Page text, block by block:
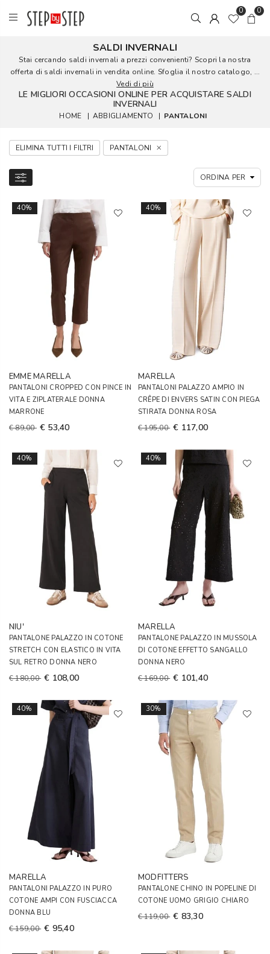
0 0
SALDI INVERNALI
Stai cercando saldi invernali a prezzi convenienti? Scopri la nostra
offerta di saldi invernali in vendita online. Sfoglia il nostro catalogo, ...
Vedi di più
LE MIGLIORI OCCASIONI ONLINE PER ACQUISTARE SALDI
INVERNALI
HOME | ABBIGLIAMENTO | PANTALONI
ELIMINA TUTTI I FILTRI PANTALONI
40%
EMME MARELLA
PANTALONI CROPPED CON PINCE IN
VITA E ZIPLATERALE DONNA
MARRONE
€ 89,00 € 53,40
40%
MARELLA
PANTALONI PALAZZO AMPIO IN
CRÊPE DI ENVERS SATIN CON PIEGA
STIRATA DONNA ROSA
€ 195,00 € 117,00
40%
NIU'
PANTALONE PALAZZO IN COTONE
STRETCH CON ELASTICO IN VITA
SUL RETRO DONNA NERO
€ 180,00 € 108,00
40%
MARELLA
PANTALONE PALAZZO IN MUSSOLA
DI COTONE EFFETTO SANGALLO
DONNA NERO
€ 169,00 € 101,40
40%
MARELLA
PANTALONI PALAZZO IN PURO
COTONE AMPI CON FUSCIACCA
DONNA BLU
€ 159,00 € 95,40
30%
MODFITTERS
PANTALONE CHINO IN POPELINE DI
COTONE UOMO GRIGIO CHIARO
€ 119,00 € 83,30